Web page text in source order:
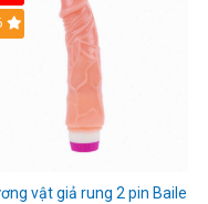
vật giả rung 2 pin Baile